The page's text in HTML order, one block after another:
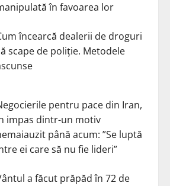
în favoarea lor
încearcă dealerii de droguri
scape de poliție. Metodele
pentru pace din Iran,
impas dintr-un motiv
până acum: ”Se luptă
ei care să nu fie lideri”
a făcut prăpăd în 72 de